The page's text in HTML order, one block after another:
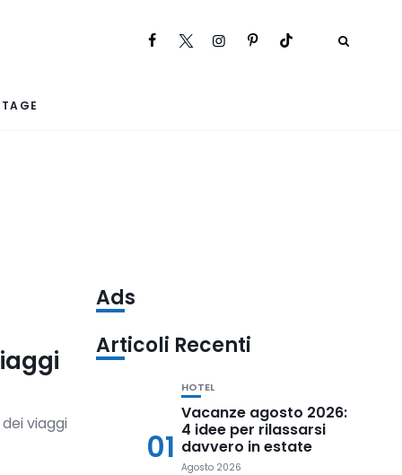
viaggi
Ads
Articoli Recenti
01
HOTEL
Vacanze agosto 2026:
4 idee per rilassarsi
davvero in estate
Agosto 2026